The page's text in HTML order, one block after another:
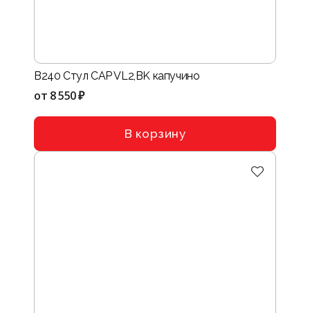
B240 Стул CAP VL2,BK капучино
от 8 550 ₽
В корзину